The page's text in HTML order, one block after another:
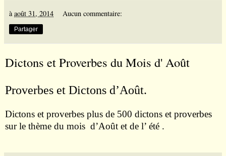
à août 31, 2014 Aucun commentaire:
Partager
Dictons et Proverbes du Mois d' Août
Proverbes et Dictons d’Août.
Dictons et proverbes plus de 500 dictons et proverbes
sur le thème du mois d’Août et de l’ été .